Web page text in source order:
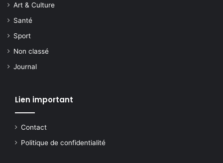
Art & Culture
Santé
Sport
Non classé
Journal
Lien important
Contact
Politique de confidentialité